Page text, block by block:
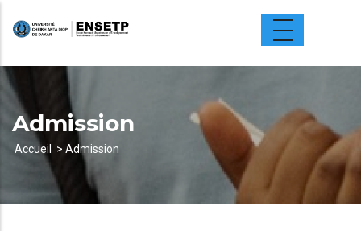
principal
Admission
d'Ariane
Accueil Admission